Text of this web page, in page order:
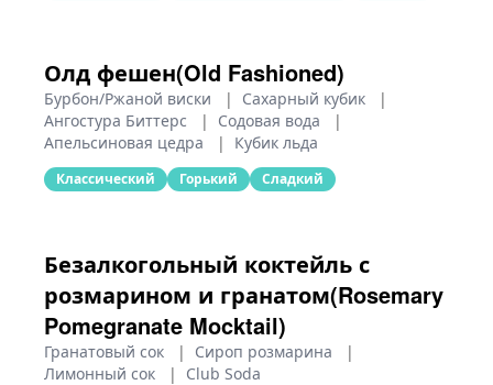
Олд фешен(Old Fashioned)
Бурбон/Ржаной виски | Сахарный кубик
|
Ангостура Биттерс
| Содовая вода
|
Апельсиновая цедра
| Кубик льда
Классический Горький Сладкий
Безалкогольный коктейль с
розмарином и гранатом(Rosemary
Pomegranate Mocktail)
Гранатовый сок | Сироп розмарина
|
Лимонный сок
| Club Soda